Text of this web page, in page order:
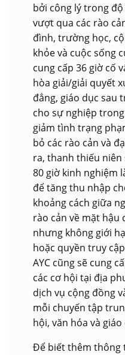
bởi công lý trong
vượt qua các rào
đình, trường học,
khỏe và cuộc sống
cung cấp 36 giờ cố
hòa giải/giải quyết
đẳng, giáo dục sau
cho sự nghiệp
giảm tình trạng
bỏ các rào cản và
ra, thanh thiếu
80 giờ kinh nghiệm
để tăng thu nhập
khoảng cách giữa
rào cản về mặt hậu
nhưng không giới
hoặc quyền truy
AYC cũng sẽ cung
các cơ hội tại địa
dịch vụ cộng đồng
mỗi chuyến tập
hội, văn hóa và giáo
Để biết thêm thông